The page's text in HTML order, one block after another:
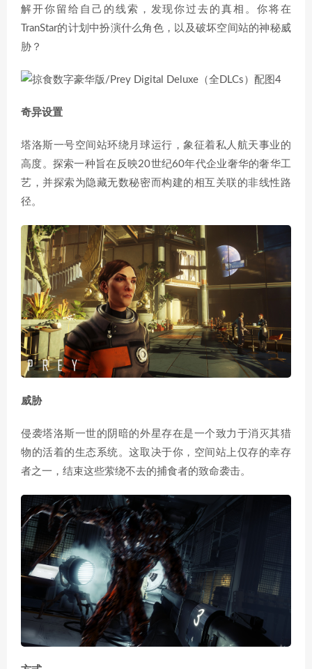
解开你留给自己的线索，发现你过去的真相。你将在
TranStar的计划中扮演什么角色，以及破坏空间站的神秘威
胁？
奇异设置
塔洛斯一号空间站环绕月球运行，象征着私人航天事业的
高度。探索一种旨在反映20世纪60年代企业奢华的奢华工
艺，并探索为隐藏无数秘密而构建的相互关联的非线性路
径。
威胁
侵袭塔洛斯一世的阴暗的外星存在是一个致力于消灭其猎
物的活着的生态系统。这取决于你，空间站上仅存的幸存
者之一，结束这些萦绕不去的捕食者的致命袭击。